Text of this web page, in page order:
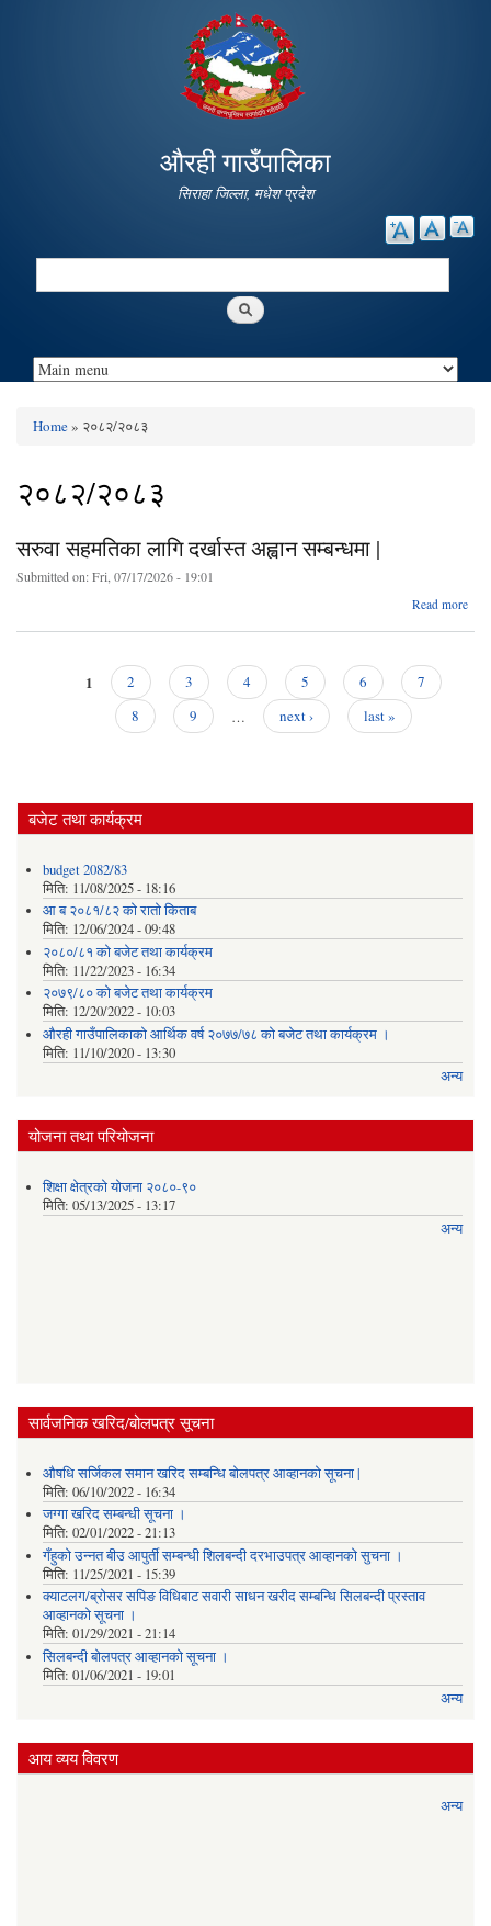
main
content
औरही गाउँपालिका
सिराहा जिल्ला, मधेश प्रदेश
Search
Home» २०८२/२०८३
२०८२/२०८३
सरुवा सहमतिका लागि दर्खास्त अह्वान सम्बन्धमा |
Submitted on:Fri, 07/17/2026 - 19:01
Read more
1 2 3 4 5 6
7
8
9 … next › last »
बजेट तथा कार्यक्रम
budget 2082/83
मिति: 11/08/2025 - 18:16
आ ब २०८१/८२ काे राताे किताब
मिति: 12/06/2024 - 09:48
२०८०/८१ को बजेट तथा कार्यक्रम
मिति: 11/22/2023 - 16:34
२०७९/८० को बजेट तथा कार्यक्रम
मिति: 12/20/2022 - 10:03
औरही गाउँपालिकाको आर्थिक वर्ष २०७७/७८ को बजेट तथा कार्यक्रम ।
मिति: 11/10/2020 - 13:30
अन्य
योजना तथा परियोजना
शिक्षा क्षेत्रको योजना २०८०-९०
मिति: 05/13/2025 - 13:17
अन्य
सार्वजनिक खरिद/बोलपत्र सूचना
औषधि सर्जिकल समान खरिद सम्बन्धि बोलपत्र आव्हानको सूचना |
मिति: 06/10/2022 - 16:34
जग्गा खरिद सम्बन्धी सूचना ।
मिति: 02/01/2022 - 21:13
गँहुकाे उन्नत बीउ आपुर्ती सम्बन्धी शिलबन्दी दरभाउपत्र आव्हानकाे सुचना ।
मिति: 11/25/2021 - 15:39
क्याटलग/ब्रोसर सपिङ विधिबाट सवारी साधन खरीद सम्बन्धि सिलबन्दी प्रस्ताव
आव्हानको सूचना ।
मिति: 01/29/2021 - 21:14
सिलबन्दी बोलपत्र आव्हानको सूचना ।
मिति: 01/06/2021 - 19:01
अन्य
आय व्यय विवरण
अन्य